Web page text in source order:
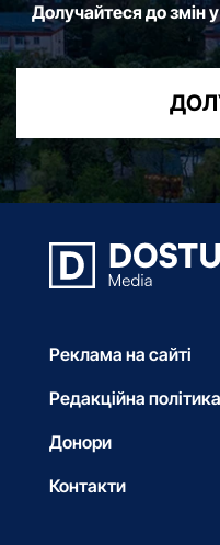
Долучайтеся до змін
Реклама на сайті
Редакційна політика
Донори
Контакти